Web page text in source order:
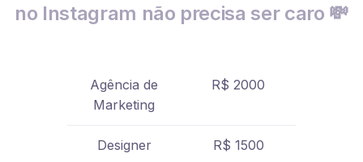
no Instagram não precisa ser caro 💸
Agência de
Marketing
R$ 2000
Designer R$ 1500